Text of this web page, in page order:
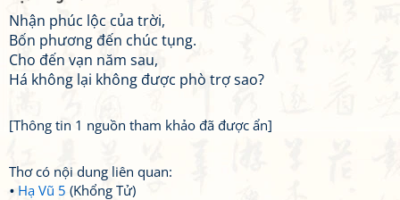
Nhận phúc lộc của trời,
Bốn phương đến chúc tụng.
Cho đến vạn năm sau,
Há không lại không được phò trợ sao?
[Thông tin 1 nguồn tham khảo đã được ẩn]
Thơ có nội dung liên quan:
Hạ Vũ 5 (Khổng Tử)